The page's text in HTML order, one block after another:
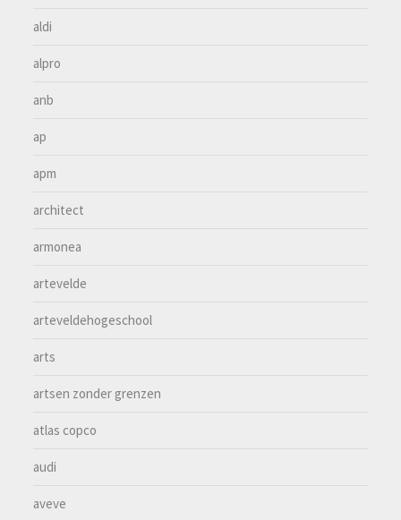
aldi
alpro
anb
ap
apm
architect
armonea
artevelde
arteveldehogeschool
arts
artsen zonder grenzen
atlas copco
audi
aveve